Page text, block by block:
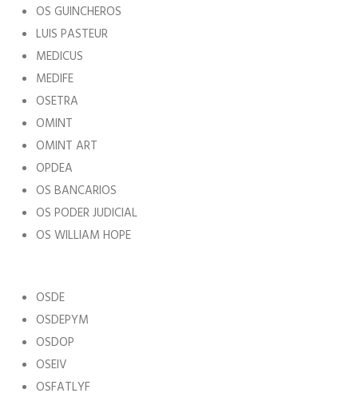
OS GUINCHEROS
LUIS PASTEUR
MEDICUS
MEDIFE
OSETRA
OMINT
OMINT ART
OPDEA
OS BANCARIOS
OS PODER JUDICIAL
OS WILLIAM HOPE
OSDE
OSDEPYM
OSDOP
OSEIV
OSFATLYF